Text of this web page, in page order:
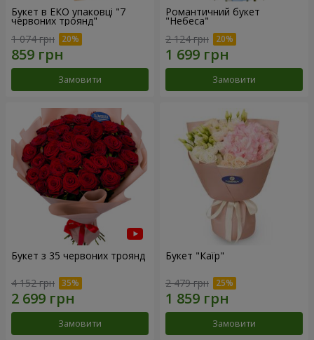
Букет в ЕКО упаковці "7
червоних троянд"
1 074 грн
Замовити
Романтичний букет
"Небеса"
2 124 грн
Замовити
Букет з 35 червоних троянд
4 152 грн
Замовити
Букет "Каїр"
2 479 грн
Замовити